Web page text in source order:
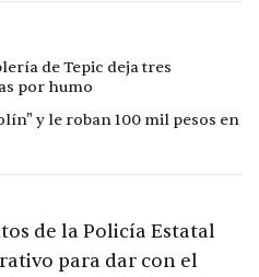
de Tepic deja tres
por humo
y le roban 100 mil pesos en
de la Policía Estatal
para dar con el